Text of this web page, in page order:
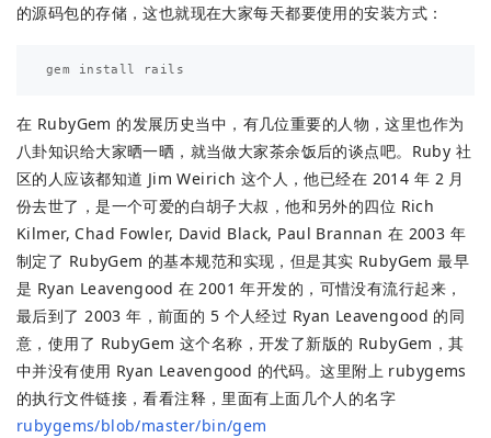
的源码包的存储，这也就现在大家每天都要使用的安装方式：
在 RubyGem 的发展历史当中，有几位重要的人物，这里也作为
八卦知识给大家晒一晒，就当做大家茶余饭后的谈点吧。Ruby 社
区的人应该都知道 Jim Weirich 这个人，他已经在 2014 年 2 月
份去世了，是一个可爱的白胡子大叔，他和另外的四位 Rich
Kilmer, Chad Fowler, David Black, Paul Brannan 在 2003 年
制定了 RubyGem 的基本规范和实现，但是其实 RubyGem 最早
是 Ryan Leavengood 在 2001 年开发的，可惜没有流行起来，
最后到了 2003 年，前面的 5 个人经过 Ryan Leavengood 的同
意，使用了 RubyGem 这个名称，开发了新版的 RubyGem，其
中并没有使用 Ryan Leavengood 的代码。这里附上 rubygems
的执行文件链接，看看注释，里面有上面几个人的名字
rubygems/blob/master/bin/gem